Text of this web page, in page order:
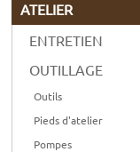
ATELIER
ENTRETIEN
OUTILLAGE
Outils
Pieds d'atelier
Pompes